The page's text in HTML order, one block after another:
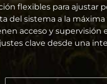
flexibles para ajustar
del sistema a la máxima
acceso y supervisión
clave desde una